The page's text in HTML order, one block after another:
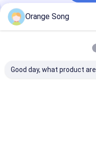
Filter Layar Parabola
Kategori Kami
Orange Song
Good day, what product